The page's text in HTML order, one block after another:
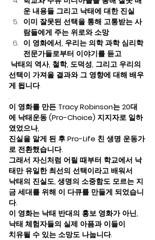
운 내용들 그리고 낙태에 대한 진실
이미 잘못된 선택을 통해 고통받는 사
람들에게 주는 위로와 소망
이 영화에서, 우리는 의학 과학 심리학
전문가들로부터 이야기를 듣고
낙태의 역사, 철학, 도덕성, 그리고 우리의
선택이 가져올 결과와 그 영향에 대해 배우
게 됩니다.
.
이 영화를 만든 Tracy Robinson는 20대
에 낙태운동 (Pro-Choice) 지지자로 일하
였었으나,
진실을 알게 된 후 Pro-Life 친 생명 운동가
로 전환했습니다.
그래서 자신처럼 어릴 때부터 학교에서 낙
태만 유일한 최선의 선택이라고 배워서
낙태의 진실도, 생명의 소중함도 모르는 지
금 세대를 위해 이 다큐를 만들게 되었습니
다.
이 영화는 낙태 반대의 홍보 영화가 아닌,
낙태 체험자들의 실제 아픔과 이들이
치유될 수 있는 소망도 나눕니다.